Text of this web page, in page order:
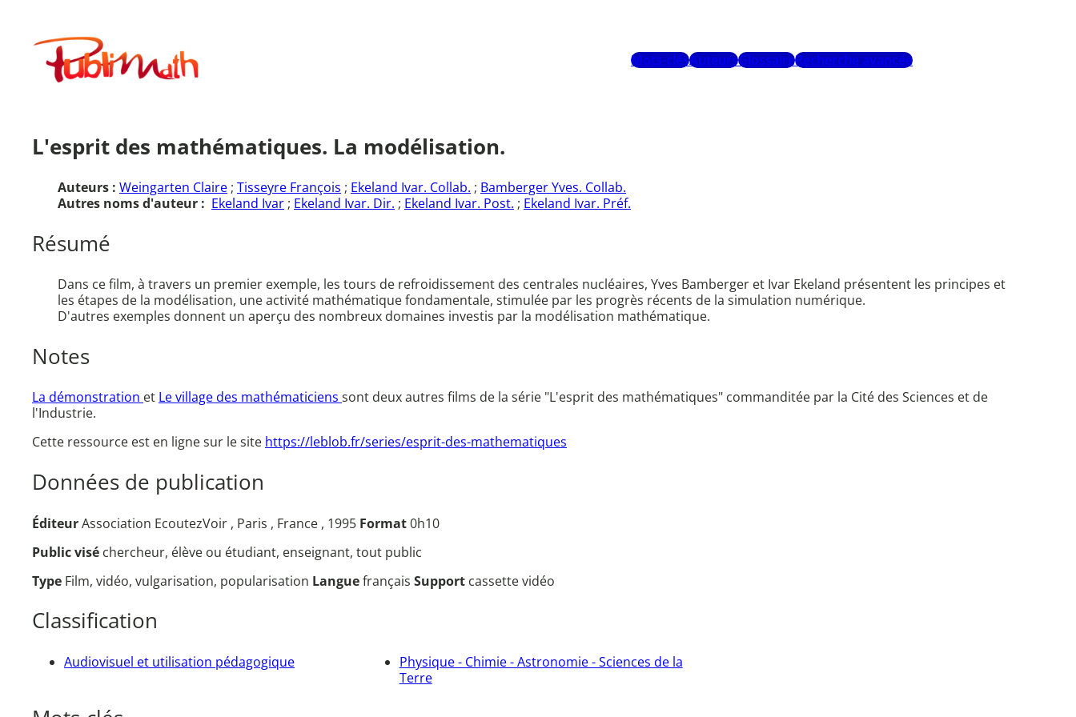
contenuPublimath
Mots-clésAuteursGlossaireRecherche avancée
L'esprit des mathématiques. La modélisation.
Auteurs : Weingarten Claire ; Tisseyre François ; Ekeland Ivar. Collab. ; Bamberger Yves. Collab.
Autres noms d'auteur : Ekeland Ivar ; Ekeland Ivar. Dir. ; Ekeland Ivar. Post. ; Ekeland Ivar. Préf.
Résumé
Dans ce film, à travers un premier exemple, les tours de refroidissement des centrales nucléaires, Yves Bamberger et Ivar Ekeland présentent les principes et
les étapes de la modélisation, une activité mathématique fondamentale, stimulée par les progrès récents de la simulation numérique.
D'autres exemples donnent un aperçu des nombreux domaines investis par la modélisation mathématique.
Notes
La démonstration et Le village des mathématiciens sont deux autres films de la série "L'esprit des mathématiques" commanditée par la Cité des Sciences et de
l'Industrie.
Cette ressource est en ligne sur le site https://leblob.fr/series/esprit-des-mathematiques
Données de publication
ÉditeurAssociation EcoutezVoir , Paris , France , 1995 Format0h10
Public visé chercheur, élève ou étudiant, enseignant, tout public
Type Film, vidéo, vulgarisation, popularisation Languefrançais Support cassette vidéo
Classification
Audiovisuel et utilisation pédagogique
Physique - Chimie - Astronomie - Sciences de la
Terre